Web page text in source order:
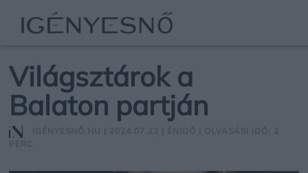
Világsztárok a
Balaton partján